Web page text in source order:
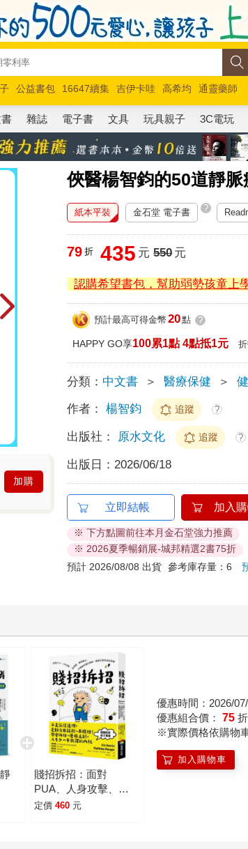
公益書包 16647續集 吉伊卡哇 高希均
通靈藥師
馬斯克 玩具總動員5 超慢跑
雜誌 電子書 文具 玩具親子 3C電玩
俠醫楊智鈞的50道靜
加購
紙本平裝 金石堂 電子書 ?
79 折 435 元 550元
認購希望書包，幫助弱勢孩童上
預計最高可得金幣 20點 ?
HAPPY GO享100累1點 4點抵1元
分類： 中文書 ＞ 醫療保健 ＞
作者： 楊智鈞 追蹤 ?
出版社： 原水文化 追蹤 ?
出版日： 2026/06/18
立即結帳 加入
※ 下方點圖前往本月金石堂強力推薦
※ 2026夏季暢銷展-城邦精選2書75折
預計 2026/08/08 出貨 參考庫存量：6
賤招拆招：面對
PUA、人身攻擊、貼
標籤、偷換概念，20
定價 460 元
優惠時間：2026/
優惠組合價： 75 折
※實際價格依購物
加入購物車